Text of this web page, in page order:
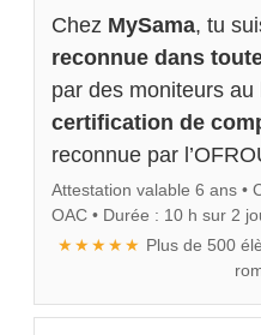
Chez MySama, tu
reconnue dans
par des moniteurs au
certification de
reconnue par
Attestation valable 6 ans •
OAC • Durée : 10 h sur 2
★★★★★ Plus de 500